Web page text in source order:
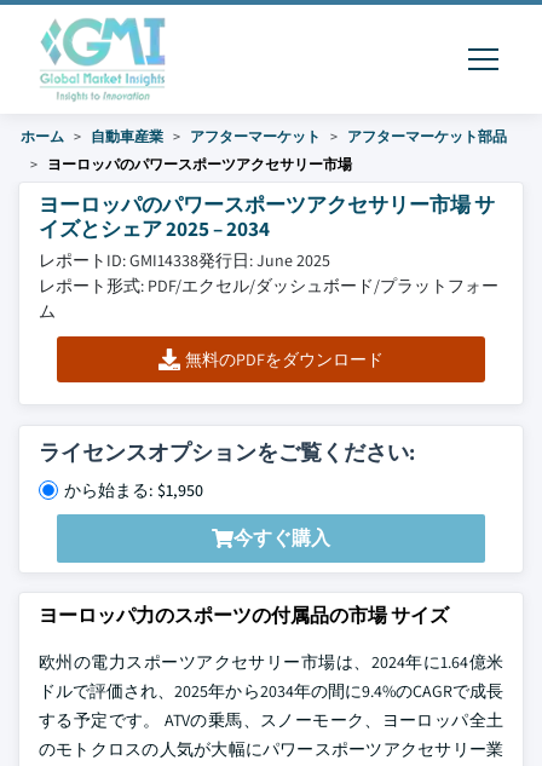
ホーム 自動車産業 アフターマーケット
アフターマーケット部品
ヨーロッパのパワースポーツアクセサリー市場
ヨーロッパのパワースポーツアクセサリー市場 サ
イズとシェア 2025 – 2034
レポートID: GMI14338発行日: June 2025
レポート形式: PDF/エクセル/ダッシュボード/プラットフォー
ム
無料のPDFをダウンロード
ライセンスオプションをご覧ください:
から始まる: $1,950
今すぐ購入
ヨーロッパ力のスポーツの付属品の市場 サイズ
欧州の電力スポーツアクセサリー市場は、2024年に1.64億米
ドルで評価され、2025年から2034年の間に9.4%のCAGRで成長
する予定です。 ATVの乗馬、スノーモーク、ヨーロッパ全土
のモトクロスの人気が大幅にパワースポーツアクセサリー業